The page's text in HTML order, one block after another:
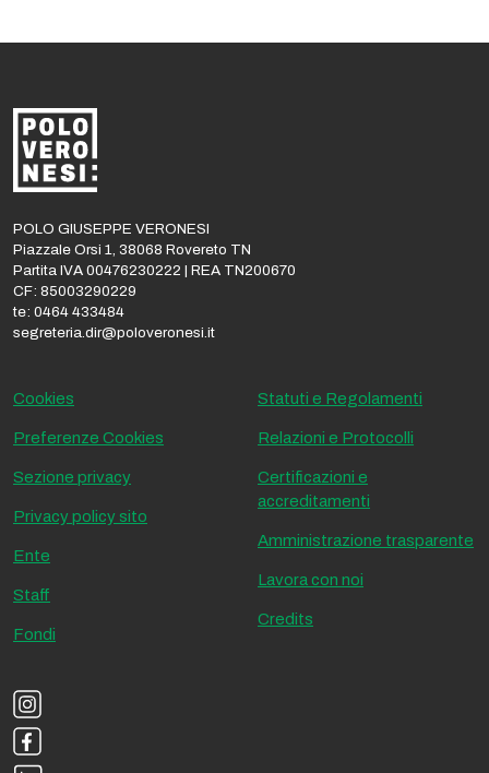
POLO GIUSEPPE VERONESI
Piazzale Orsi 1, 38068 Rovereto TN
Partita IVA 00476230222 | REA TN200670
CF: 85003290229
te: 0464 433484
segreteria.dir@poloveronesi.it
Cookies
Preferenze Cookies
Sezione privacy
Privacy policy sito
Ente
Staff
Fondi
Statuti e Regolamenti
Relazioni e Protocolli
Certificazioni e
accreditamenti
Amministrazione trasparente
Lavora con noi
Credits